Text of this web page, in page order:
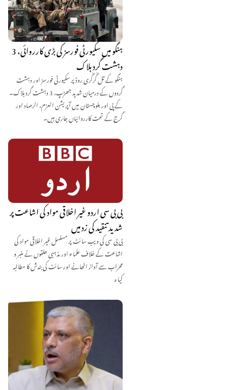
ہنگو میں سکیورٹی فورسز کی بڑی کارروائی، 3
دہشت گرد ہلاک
ہنگو کے تل گُرگُری روڈ پر سکیورٹی فورسز اور دہشت
گردوں کے درمیان شدید جھڑپ، 3 دہشت گرد ہلاک۔
کے پی اور بلوچستان میں آپریشن العزم، الرصاد اور
گرج کے تحت کارروائیاں جاری ہیں۔
بی بی سی اردو غیر اخلاقی مواد کی اشاعت پر
شدید تنقید کی زد میں
بی بی سی کی ویب سائٹ پر مسلسل غیر اخلاقی مواد کی
اشاعت کے خلاف علماء اور مذہبی حلقوں نے منبر و
محراب سے آواز اٹھانے اور سائٹ کی بندش کا مطالبہ
کیا ہ